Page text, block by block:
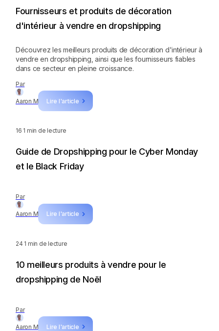
Par
Aaron M Lire l'article
Fournisseurs et produits de décoration
d'intérieur à vendre en dropshipping
Découvrez les meilleurs produits de décoration d'intérieur à
vendre en dropshipping, ainsi que les fournisseurs fiables
dans ce secteur en pleine croissance.
16 1 min de lecture
Par
Aaron M Lire l'article
Guide de Dropshipping pour le Cyber Monday
et le Black Friday
24 1 min de lecture
Par
Aaron M Lire l'article
10 meilleurs produits à vendre pour le
dropshipping de Noël